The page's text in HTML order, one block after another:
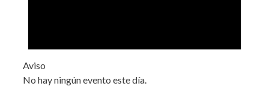
Aviso
No hay ningún evento este día.